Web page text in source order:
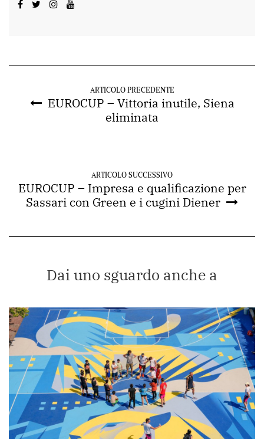
ARTICOLO PRECEDENTE
EUROCUP – Vittoria inutile, Siena
eliminata
ARTICOLO SUCCESSIVO
EUROCUP – Impresa e qualificazione per
Sassari con Green e i cugini Diener
Dai uno sguardo anche a